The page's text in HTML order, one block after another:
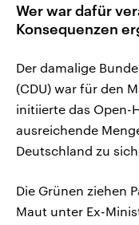
Wer war dafür
Konsequenzen
Der damalige
(CDU) war für den
initiierte das Open-
ausreichende
Deutschland zu
Die Grünen ziehen
Maut unter Ex-